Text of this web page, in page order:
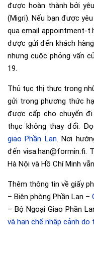
được hoàn thành bởi
(Migri). Nếu bạn được
qua email appointment-
được gửi đến khách
nhưng cuộc phỏng vấn
19.
Thủ tục thị thực trong
gửi trong phương thức
được cấp cho chuyến
thục không thay đổi.
giao Phần Lan . Nơi
đến visa.han@formin.fi.
Hà Nội và Hồ Chí Minh
Thêm thông tin về giấy
– Biên phòng Phần Lan –
– Bộ Ngoại Giao Phần
và hạn chế nhập cảnh